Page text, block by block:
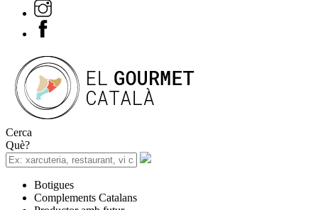
Cerca
Què?
Botigues
Complements Catalans